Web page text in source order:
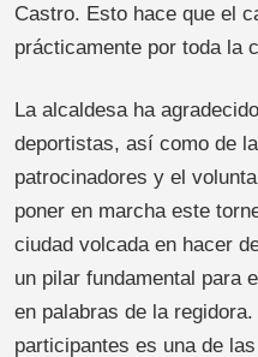
Castro. Esto hace que el
prácticamente por toda la
La alcaldesa ha
deportistas, así como de
patrocinadores y el
poner en marcha este
ciudad volcada en hacer
un pilar fundamental para
en palabras de la
participantes es una de